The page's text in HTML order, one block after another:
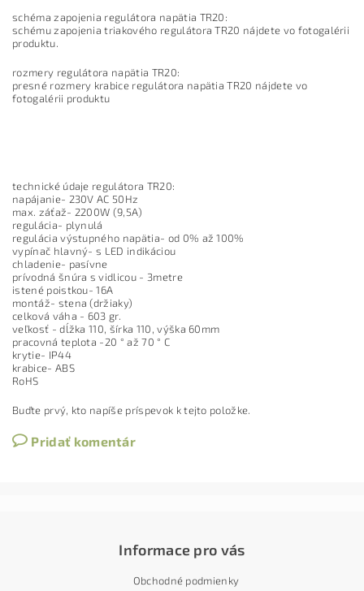
schéma zapojenia regulátora napätia TR20:
schému zapojenia triakového regulátora TR20 nájdete vo fotogalérii
produktu.
rozmery regulátora napätia TR20:
presné rozmery krabice regulátora napätia TR20 nájdete vo
fotogalérii produktu
technické údaje regulátora TR20:
napájanie- 230V AC 50Hz
max. záťaž- 2200W (9,5A)
regulácia- plynulá
regulácia výstupného napätia- od 0% až 100%
vypínač hlavný- s LED indikáciou
chladenie- pasívne
prívodná šnúra s vidlicou - 3metre
istené poistkou- 16A
montáž- stena (držiaky)
celková váha - 603 gr.
veľkosť - dĺžka 110, šírka 110, výška 60mm
pracovná teplota -20 ° až 70 ° C
krytie- IP44
krabice- ABS
RoHS
Buďte prvý, kto napíše príspevok k tejto položke.
Pridať komentár
Informace pro vás
Obchodné podmienky